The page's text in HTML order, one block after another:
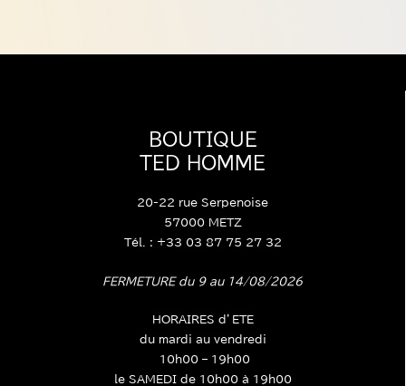
BOUTIQUE
TED HOMME
20-22 rue Serpenoise
57000 METZ
Tél. : +33 03 87 75 27 32
FERMETURE du 9 au 14/08/2026
HORAIRES d’ETE
du mardi au vendredi
10h00 – 19h00
le SAMEDI de 10h00 à 19h00